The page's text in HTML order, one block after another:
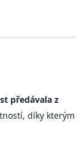
předávala z
díky kterým